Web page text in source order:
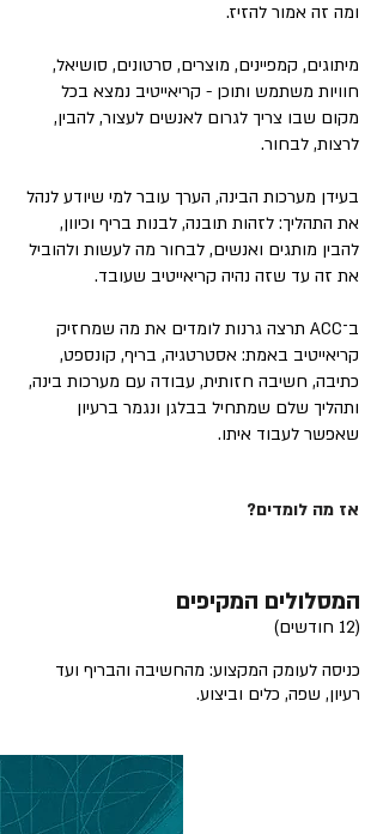
ומה זה אמור להזיז.
מיתוגים, קמפיינים, מוצרים, סרטונים, סושיאל,
חוויות משתמש ותוכן - קריאייטיב נמצא בכל
מקום שבו צריך לגרום לאנשים לעצור, להבין,
לרצות, לבחור.
בעידן מערכות הבינה, הערך עובר למי שיודע לנהל
את התהליך: לזהות תובנה, לבנות בריף וכיוון,
להבין מותגים ואנשים, לבחור מה לעשות ולהוביל
את זה עד שזה נהיה קריאייטיב שעובד.
ב־ACC תרצה גרנות לומדים את מה שמחזיק
קריאייטיב באמת: אסטרטגיה, בריף, קונספט,
כתיבה, חשיבה חזותית, עבודה עם מערכות בינה,
ותהליך שלם שמתחיל בבלגן ונגמר ברעיון
שאפשר לעבוד איתו.
אז מה לומדים?
המסלולים המקיפים
(12 חודשים)
כניסה לעומק המקצוע: מהחשיבה והבריף ועד
רעיון, שפה, כלים וביצוע.